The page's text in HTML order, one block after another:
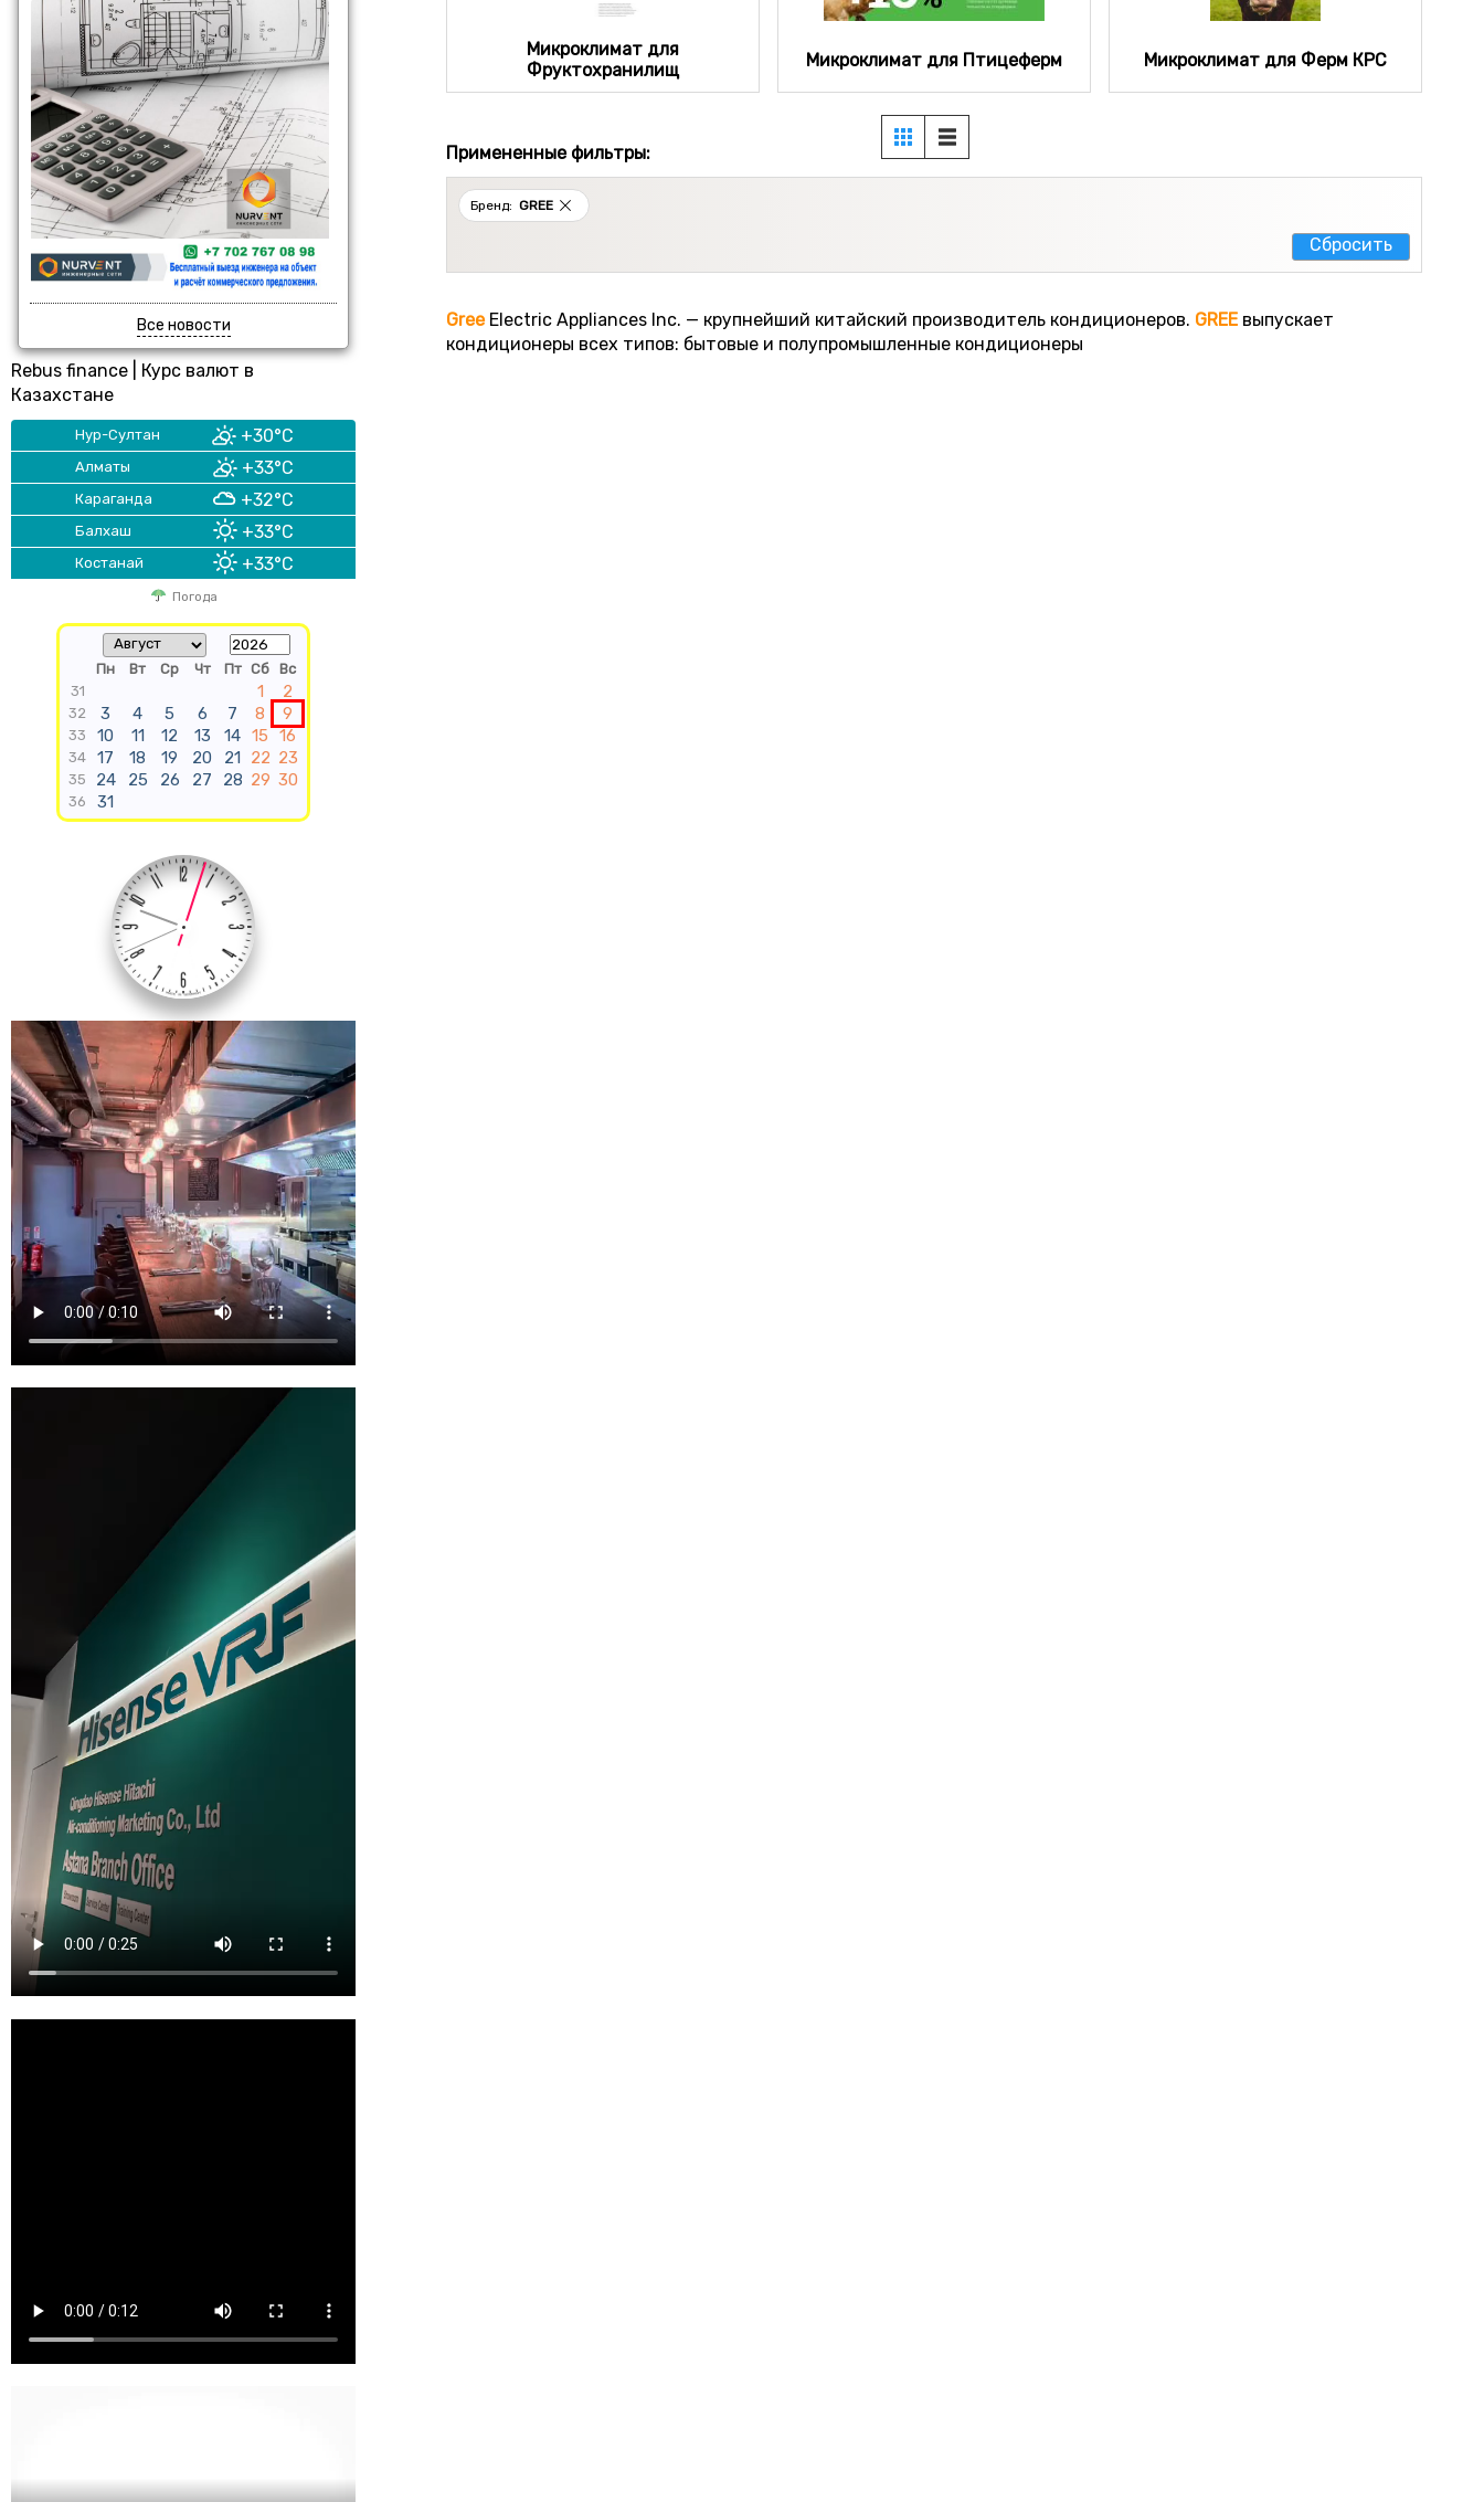
Все новости
Rebus finance
Курс валют в
Казахстане
Нур-Султан +30°C
Алматы +33°C
Караганда +32°C
Балхаш +33°C
Костанай +33°C
Погода
Пн Вт Ср Чт Пт Сб Вс
31
1 2
32 3 4 5 6 7 8 9
33 10 11 12 13 14 15 16
34 17 18 19 20 21 22 23
35 24 25 26 27 28 29 30
36 31
Микроклимат для
Фруктохранилищ
Микроклимат для Птицеферм Микроклимат для Ферм КРС
Примененные фильтры:
Бренд: GREE
Cбросить
GreeElectric Appliances Inc. — крупнейший китайский производитель кондиционеров. GREE выпускает
кондиционеры всех типов: бытовые и полупромышленные кондиционеры